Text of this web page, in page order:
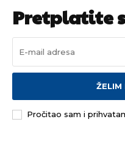
Pretplatite
ŽELIM
Pročitao sam i